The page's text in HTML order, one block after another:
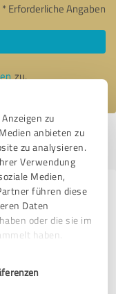
zu
anbieten zu
zu analysieren.
Verwendung
Medien,
führen diese
Daten
oder die sie im
haben.
* Erforderliche Angaben
zu.
13.12.2022|Profil
E-